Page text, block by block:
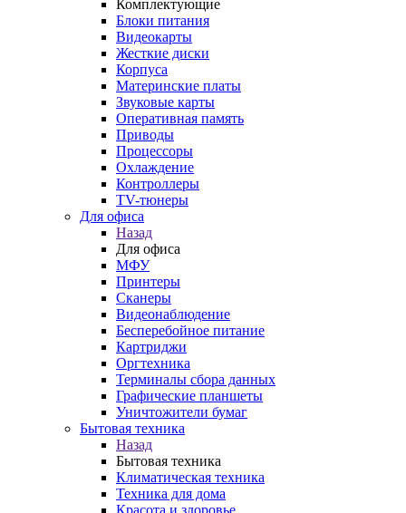
Комплектующие
Блоки питания
Видеокарты
Жесткие диски
Корпуса
Материнские платы
Звуковые карты
Оперативная память
Приводы
Процессоры
Охлаждение
Контроллеры
TV-тюнеры
Для офиса
Назад
Для офиса
МФУ
Принтеры
Сканеры
Видеонаблюдение
Бесперебойное питание
Картриджи
Оргтехника
Терминалы сбора данных
Графические планшеты
Уничтожители бумаг
Бытовая техника
Назад
Бытовая техника
Климатическая техника
Техника для дома
Красота и здоровье